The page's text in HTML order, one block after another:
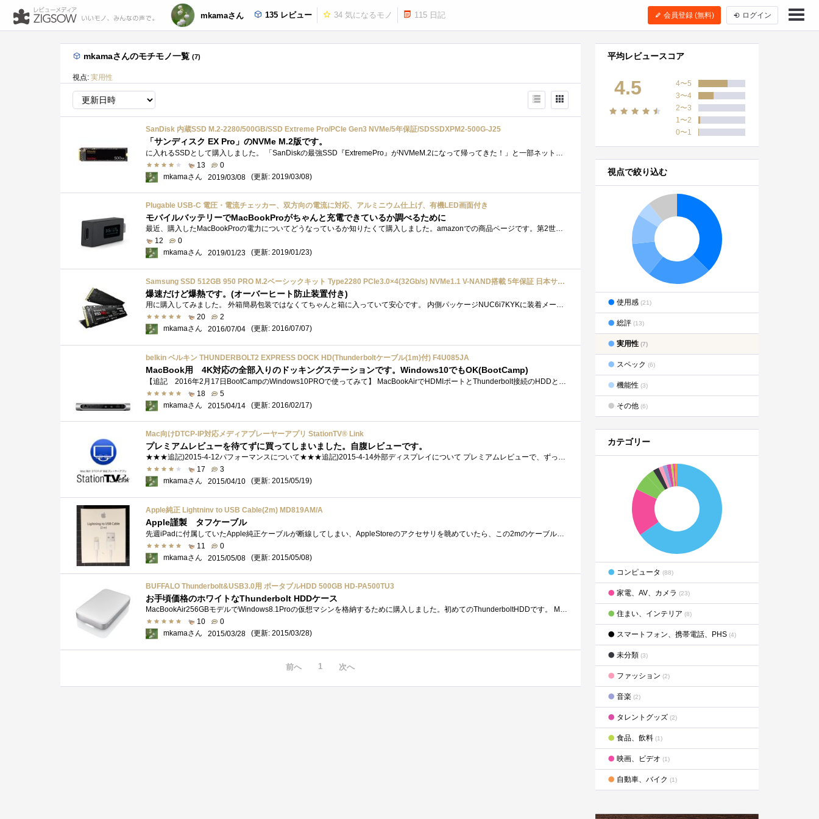
mkamaさん 135 レビュー 34 気になるモノ 115 日記 会員登録 (無料) ログイン
mkamaさんのモチモノ一覧 (7)
視点: 実用性
SanDisk 内蔵SSD M.2-2280/500GB/SSD Extreme Pro/PCIe Gen3 NVMe/5年保証/SDSSDXPM2-500G-J25
「サンディスク EX Pro」のNVMe M.2版です。
に入れるSSDとして購入しました。 「SanDiskの最強SSD『ExtremePro』がNVMeM.2になって帰ってきた！」と一部ネットで話題(?)になっていたので、ExProの懐�...
13
0
mkamaさん
2019/03/08 (更新: 2019/03/08)
Plugable USB-C 電圧・電流チェッカー、双方向の電流に対応、アルミニウム仕上げ、有機LED画面付き
モバイルバッテリーでMacBookProがちゃんと充電できているか調べるために
最近、購入したMacBookProの電力についてどうなっているか知りたくて購入しました。amazonでの商品ページです。第2世代になり丸っこくなりスタイリ...
12
0
mkamaさん
2019/01/23 (更新: 2019/01/23)
Samsung SSD 512GB 950 PRO M.2ベーシックキット Type2280 PCIe3.0×4(32Gb/s) NVMe1.1 V-NAND搭載 5年保証 日本サムスン正規品 MZ-V5P512B/IT
爆速だけど爆熱です。(オーバーヒート防止装置付き)
用に購入してみました。 外箱簡易包装ではなくてちゃんと箱に入っていて安心です。 内側パッケージNUC6i7KYKに装着メーカーHP)http://www.itgm.co.jp/pro...
20
2
mkamaさん
2016/07/04 (更新: 2016/07/07)
belkin ベルキン THUNDERBOLT2 EXPRESS DOCK HD(Thunderboltケーブル(1m)付) F4U085JA
MacBook用 4K対応の全部入りのドッキングステーションです。Windows10でもOK(BootCamp)
【追記 2016年2月17日BootCampのWindows10PROで使ってみて】 MacBookAirでHDMIポートとThunderbolt接続のHDDとLANを同時に使いたいため本品を選択しました。Mac�...
18
5
mkamaさん
2015/04/14 (更新: 2016/02/17)
Mac向けDTCP-IP対応メディアプレーヤーアプリ StationTV® Link
プレミアムレビューを待てずに買ってしまいました。自腹レビューです。
★★★追記)2015-4-12パフォーマンスについて★★★追記)2015-4-14外部ディスプレイについて プレミアムレビューで、ずっと探していたMac用のDTCP-IP/DL...
17
3
mkamaさん
2015/04/10 (更新: 2015/05/19)
Apple純正 Lightninv to USB Cable(2m) MD819AM/A
Apple謹製 タフケーブル
先週iPadに付属していたApple純正ケーブルが断線してしまい、AppleStoreのアクセサリを眺めていたら、この2mのケーブルの評価が高いことに気が付き�...
11
0
mkamaさん
2015/05/08 (更新: 2015/05/08)
BUFFALO Thunderbolt&USB3.0用 ポータブルHDD 500GB HD-PA500TU3
お手頃価格のホワイトなThunderbolt HDDケース
MacBookAir256GBモデルでWindows8.1Proの仮想マシンを格納するために購入しました。初めてのThunderboltHDDです。 MacBookAirですが、2ポートのUSB3.0にマウスとi...
10
0
mkamaさん
2015/03/28 (更新: 2015/03/28)
前へ 1 次へ
平均レビュースコア
4.5
4〜5
3〜4
2〜3
1〜2
0〜1
視点で絞り込む
使用感 (21)
総評 (13)
実用性 (7)
スペック (6)
機能性 (3)
その他 (6)
カテゴリー
コンピュータ (88)
家電、AV、カメラ (23)
住まい、インテリア (8)
スマートフォン、携帯電話、PHS (4)
未分類 (3)
ファッション (2)
音楽 (2)
タレントグッズ (2)
食品、飲料 (1)
映画、ビデオ (1)
自動車、バイク (1)